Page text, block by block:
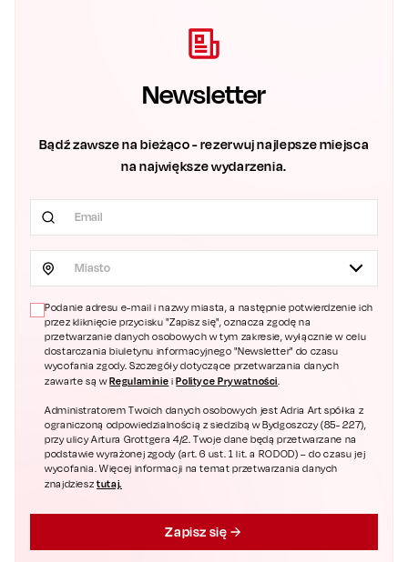
Newsletter
Bądź zawsze na bieżąco - rezerwuj najlepsze miejsca
na największe wydarzenia.
Miasto
Podanie adresu e-mail i nazwy miasta, a następnie potwierdzenie ich
przez kliknięcie przycisku "Zapisz się", oznacza zgodę na
przetwarzanie danych osobowych w tym zakresie, wyłącznie w celu
dostarczania biuletynu informacyjnego "Newsletter" do czasu
wycofania zgody. Szczegóły dotyczące przetwarzania danych
zawarte są wRegulaminie iPolityce Prywatności
Administratorem Twoich danych osobowych jest Adria Art spółka z
ograniczoną odpowiedzialnością z siedzibą w Bydgoszczy (85- 227),
przy ulicy Artura Grottgera 4/2. Twoje dane będą przetwarzane na
podstawie wyrażonej zgody (art. 6 ust. 1 lit. a RODOD) – do czasu jej
wycofania. Więcej informacji na temat przetwarzania danych
znajdziesztutaj.
Zapisz się